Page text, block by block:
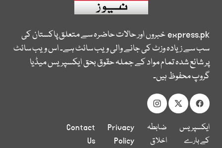
express.pkخبروں اور حالات حاضرہ سے متعلق پاکستان کی
سب سے زیادہ وزٹ کی جانے والی ویب سائٹ ہے۔ اس ویب سائٹ
پر شائع شدہ تمام مواد کے جملہ حقوق بحق ایکسپریس میڈیا
گروپ محفوظ ہیں۔
ایکسپریس
کے بارے
ضابطہ
اخلاق
Privacy
Policy
Contact
Us